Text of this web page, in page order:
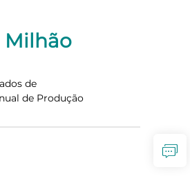
Milhão
de
de Produção